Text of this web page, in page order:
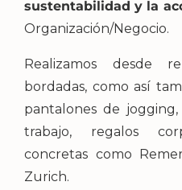
sustentabilidad y la
Organización/Negocio.
Realizamos desde
bordadas, como así
pantalones de
trabajo, regalos
concretas como
Zurich.